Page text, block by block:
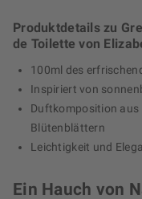
Produktdetails zu
de Toilette von
100ml des
Inspiriert von
Duftkomposition
Blütenblättern
Leichtigkeit und
Ein Hauch von